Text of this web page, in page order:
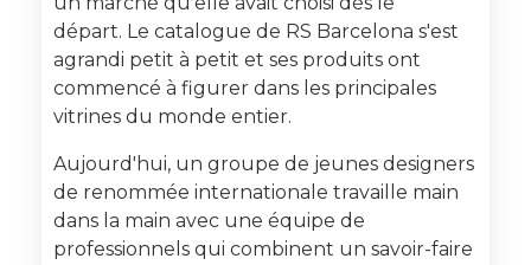
départ. Le catalogue de RS Barcelona s'est
agrandi petit à petit et ses produits ont
commencé à figurer dans les principales
vitrines du monde entier.
Aujourd'hui, un groupe de jeunes designers
de renommée internationale travaille main
dans la main avec une équipe de
professionnels qui combinent un savoir-faire